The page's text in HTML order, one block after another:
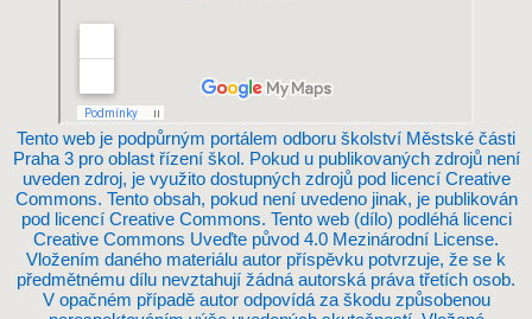
Tento web je podpůrným portálem odboru školství Městské části
Praha 3 pro oblast řízení škol. Pokud u publikovaných zdrojů není
uveden zdroj, je využito dostupných zdrojů pod licencí Creative
Commons. Tento obsah, pokud není uvedeno jinak, je publikován
pod licencí Creative Commons. Tento web (dílo) podléhá licenci
Creative Commons Uveďte původ 4.0 Mezinárodní License.
Vložením daného materiálu autor příspěvku potvrzuje, že se k
předmětnému dílu nevztahují žádná autorská práva třetích osob.
V opačném případě autor odpovídá za škodu způsobenou